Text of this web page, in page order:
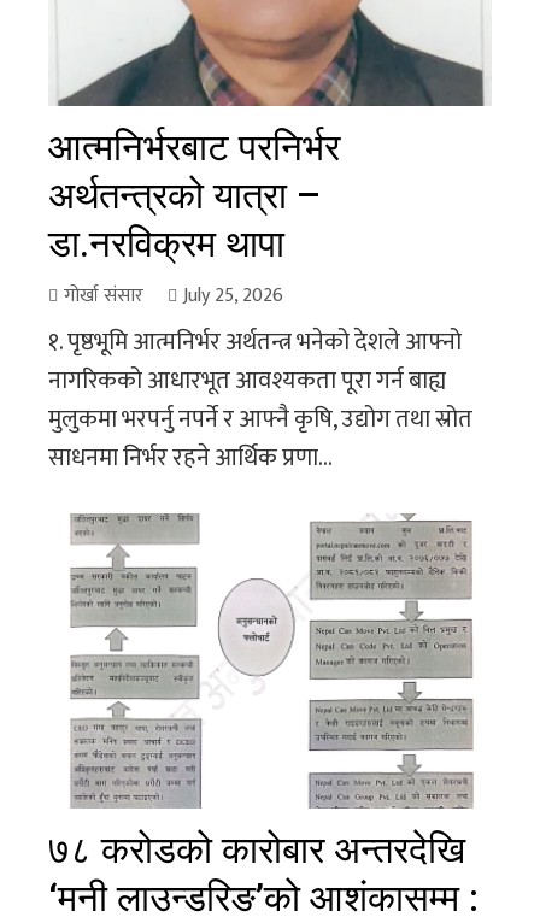
आत्मनिर्भरबाट परनिर्भर
अर्थतन्त्रको यात्रा –
डा.नरविक्रम थापा
गोर्खा संसार July 25, 2026
१. पृष्ठभूमि आत्मनिर्भर अर्थतन्त्र भनेको देशले आफ्नो
नागरिकको आधारभूत आवश्यकता पूरा गर्न बाह्य
मुलुकमा भरपर्नु नपर्ने र आफ्नै कृषि, उद्योग तथा स्रोत
साधनमा निर्भर रहने आर्थिक प्रणा...
७८ करोडको कारोबार अन्तरदेखि
‘मनी लाउन्डरिङ’को आशंकासम्म :